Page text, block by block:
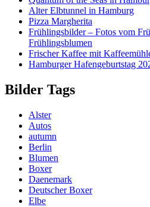
Alter Elbtunnel in Hamburg
Pizza Margherita
Frühlingsbilder – Fotos vom
Frühlingsblumen
Frischer Kaffee mit
Hamburger Hafengeburtstag
Bilder Tags
Alster
Autos
autumn
Berlin
Blumen
Boxer
Daenemark
Deutscher Boxer
Elbe